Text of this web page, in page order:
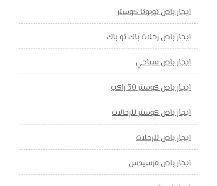
ايجار باص تويوتا كوستر
ايجار باص رحلات باك تو باك
ايجار باص سياحي
ايجار باص كوستر 30 راكب
ايجار باص كوستر للرحالات
ايجار باص للرحلات
ايجار باص مرسيدس